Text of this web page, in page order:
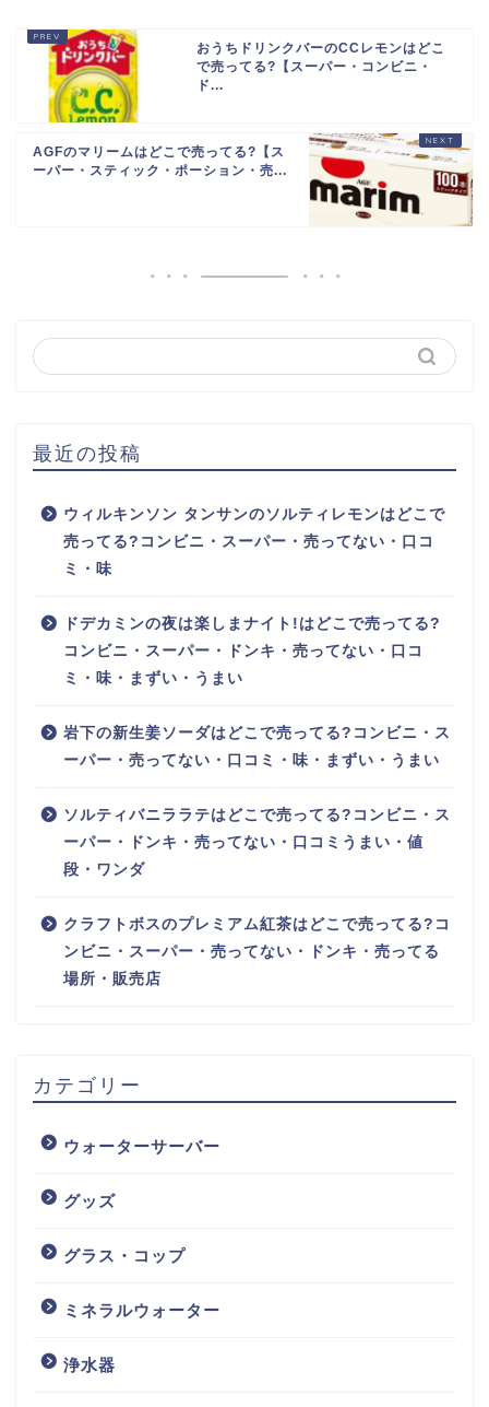
おうちドリンクバーのCCレモンはどこ
で売ってる?【スーパー・コンビニ・
ド...
AGFのマリームはどこで売ってる?【ス
ーパー・スティック・ポーション・売...
最近の投稿
ウィルキンソン タンサンのソルティレモンはどこで
売ってる?コンビニ・スーパー・売ってない・口コ
ミ・味
ドデカミンの夜は楽しまナイト!はどこで売ってる?
コンビニ・スーパー・ドンキ・売ってない・口コ
ミ・味・まずい・うまい
岩下の新生姜ソーダはどこで売ってる?コンビニ・ス
ーパー・売ってない・口コミ・味・まずい・うまい
ソルティバニララテはどこで売ってる?コンビニ・ス
ーパー・ドンキ・売ってない・口コミうまい・値
段・ワンダ
クラフトボスのプレミアム紅茶はどこで売ってる?コ
ンビニ・スーパー・売ってない・ドンキ・売ってる
場所・販売店
カテゴリー
ウォーターサーバー
グッズ
グラス・コップ
ミネラルウォーター
浄水器